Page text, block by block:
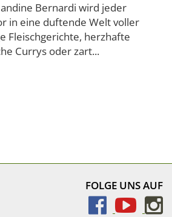
Bernardi wird jeder
in eine duftende Welt voller
Fleischgerichte, herzhafte
Currys oder zart...
FOLGE UNS AUF